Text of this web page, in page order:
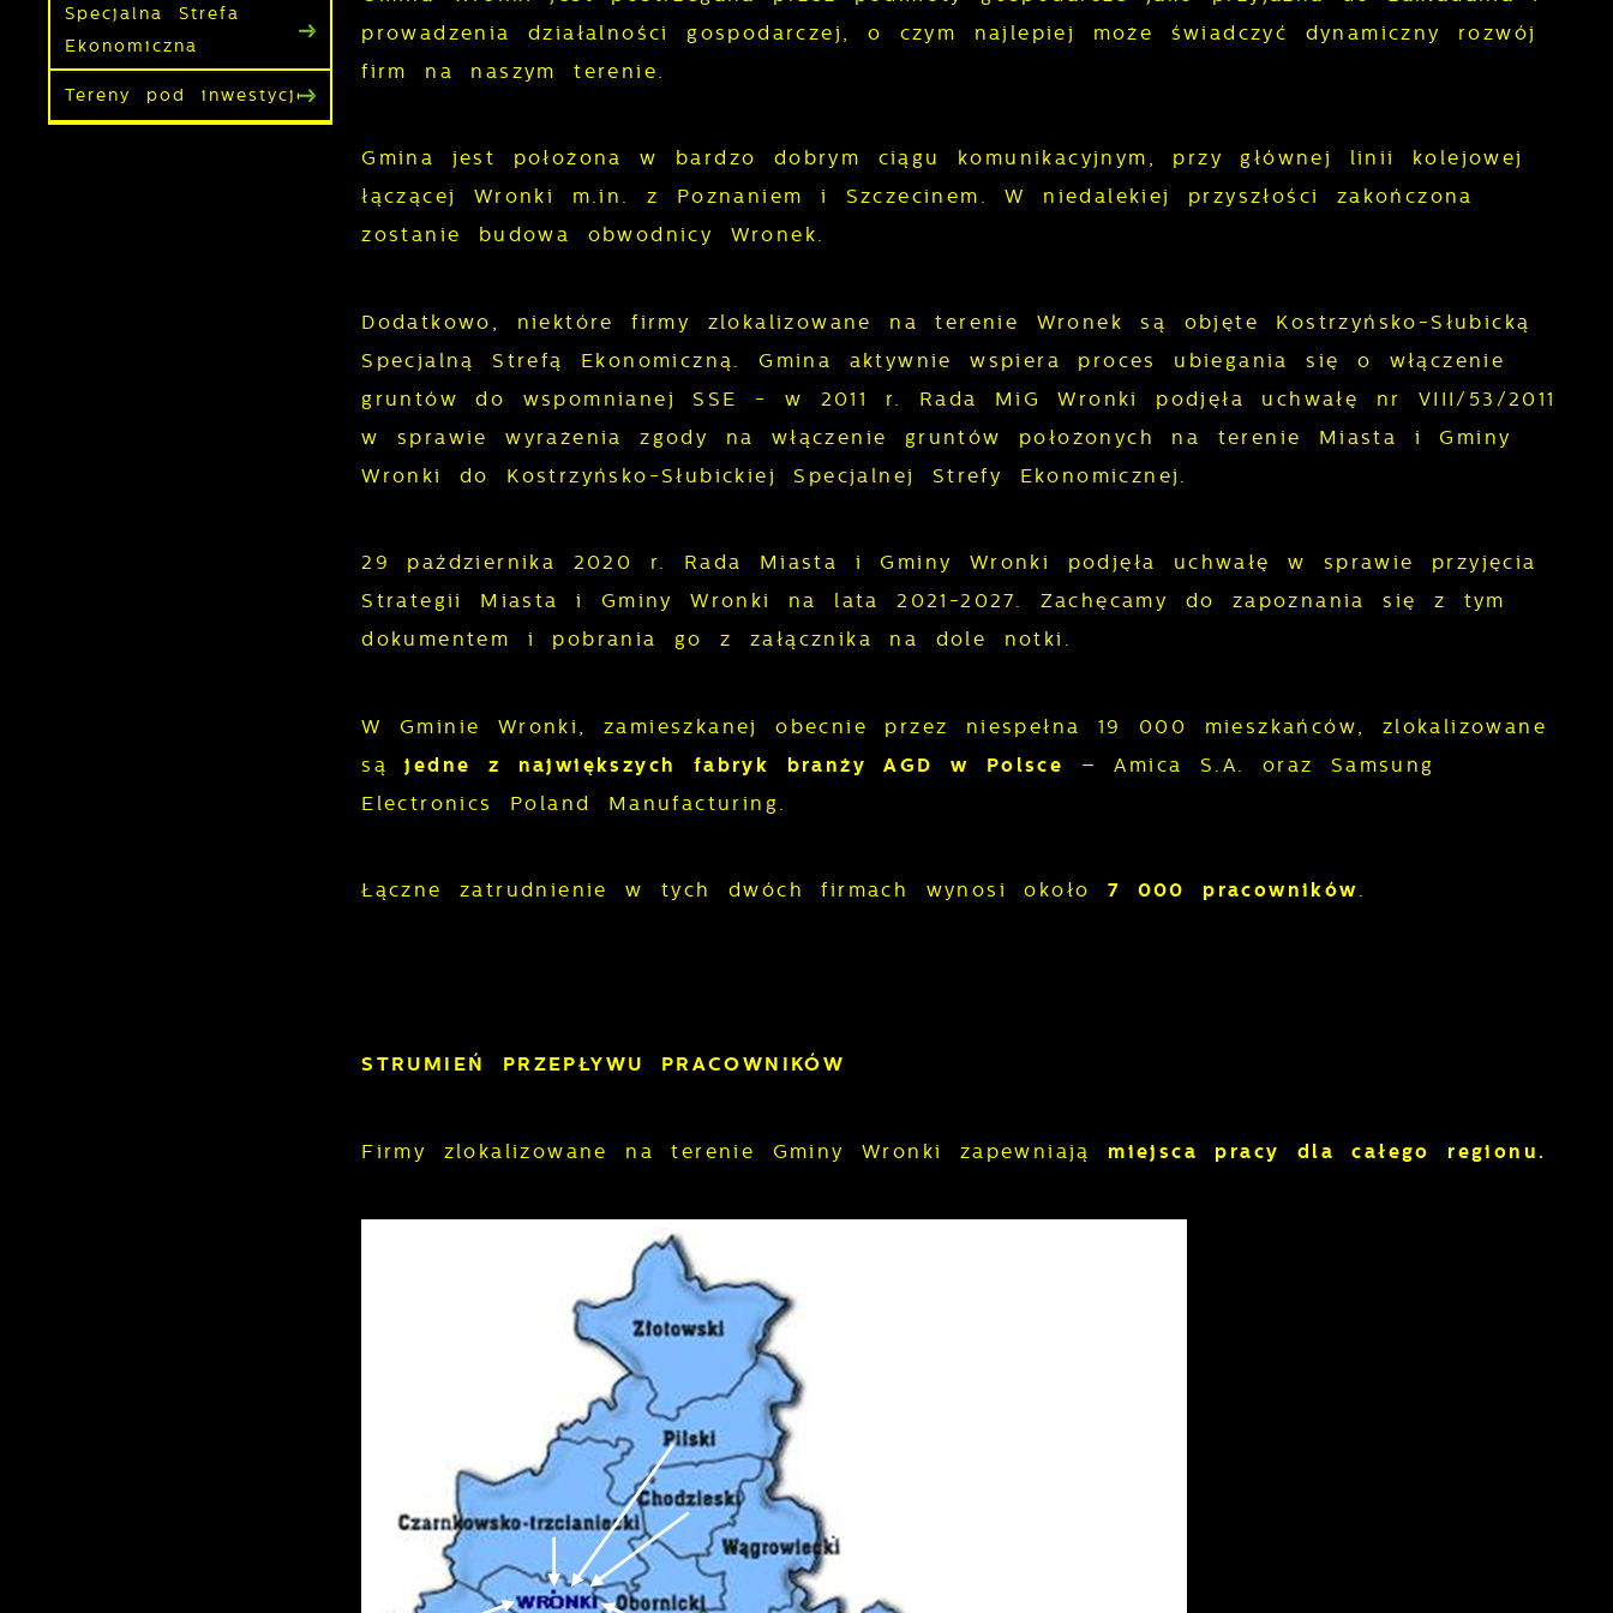
Specjalna Strefa
Ekonomiczna
Tereny pod inwestycje
prowadzenia działalności gospodarczej, o czym najlepiej może świadczyć dynamiczny rozwój
firm na naszym terenie.
Gmina jest położona w bardzo dobrym ciągu komunikacyjnym, przy głównej linii kolejowej
łączącej Wronki m.in. z Poznaniem i Szczecinem. W niedalekiej przyszłości zakończona
zostanie budowa obwodnicy Wronek.
Dodatkowo, niektóre firmy zlokalizowane na terenie Wronek są objęte Kostrzyńsko-Słubicką
Specjalną Strefą Ekonomiczną. Gmina aktywnie wspiera proces ubiegania się o włączenie
gruntów do wspomnianej SSE - w 2011 r. Rada MiG Wronki podjęła uchwałę nr VIII/53/2011
w sprawie wyrażenia zgody na włączenie gruntów położonych na terenie Miasta i Gminy
Wronki do Kostrzyńsko-Słubickiej Specjalnej Strefy Ekonomicznej.
29 października 2020 r. Rada Miasta i Gminy Wronki podjęła uchwałę w sprawie przyjęcia
Strategii Miasta i Gminy Wronki na lata 2021-2027. Zachęcamy do zapoznania się z tym
dokumentem i pobrania go z załącznika na dole notki.
W Gminie Wronki, zamieszkanej obecnie przez niespełna 19 000 mieszkańców, zlokalizowane
sąjedne z największych fabryk branży AGD w Polsce
– Amica S.A. oraz Samsung
Electronics Poland Manufacturing.
Łączne zatrudnienie w tych dwóch firmach wynosi około 7 000 pracowników.
STRUMIEŃ PRZEPŁYWU PRACOWNIKÓW
Firmy zlokalizowane na terenie Gminy Wronki zapewniają miejsca pracy dla całego regionu.
Ustawienia
Szanujemy Twoją prywatność. Możesz zmienić ustawienia
cookies lub zaakceptować je wszystkie. W dowolnym
momencie możesz dokonać zmiany swoich ustawień.